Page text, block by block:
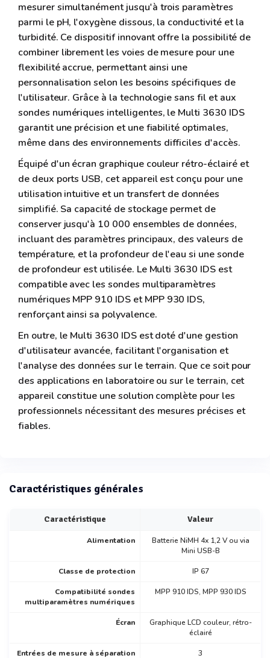
mesurer simultanément jusqu'à trois paramètres
parmi le pH, l'oxygène dissous, la conductivité et la
turbidité. Ce dispositif innovant offre la possibilité de
combiner librement les voies de mesure pour une
flexibilité accrue, permettant ainsi une
personnalisation selon les besoins spécifiques de
l'utilisateur. Grâce à la technologie sans fil et aux
sondes numériques intelligentes, le Multi 3630 IDS
garantit une précision et une fiabilité optimales,
même dans des environnements difficiles d'accès.
Équipé d'un écran graphique couleur rétro-éclairé et
de deux ports USB, cet appareil est conçu pour une
utilisation intuitive et un transfert de données
simplifié. Sa capacité de stockage permet de
conserver jusqu'à 10 000 ensembles de données,
incluant des paramètres principaux, des valeurs de
température, et la profondeur de l'eau si une sonde
de profondeur est utilisée. Le Multi 3630 IDS est
compatible avec les sondes multiparamètres
numériques MPP 910 IDS et MPP 930 IDS,
renforçant ainsi sa polyvalence.
En outre, le Multi 3630 IDS est doté d'une gestion
d'utilisateur avancée, facilitant l'organisation et
l'analyse des données sur le terrain. Que ce soit pour
des applications en laboratoire ou sur le terrain, cet
appareil constitue une solution complète pour les
professionnels nécessitant des mesures précises et
fiables.
Caractéristiques générales
Caractéristique Valeur
Alimentation
Batterie NiMH 4x 1,2 V ou via
Mini USB-B
Classe de protection IP 67
Compatibilité sondes
multiparamètres numériques
MPP 910 IDS, MPP 930 IDS
Écran
Graphique LCD couleur, rétro-
éclairé
Entrées de mesure à séparation 3